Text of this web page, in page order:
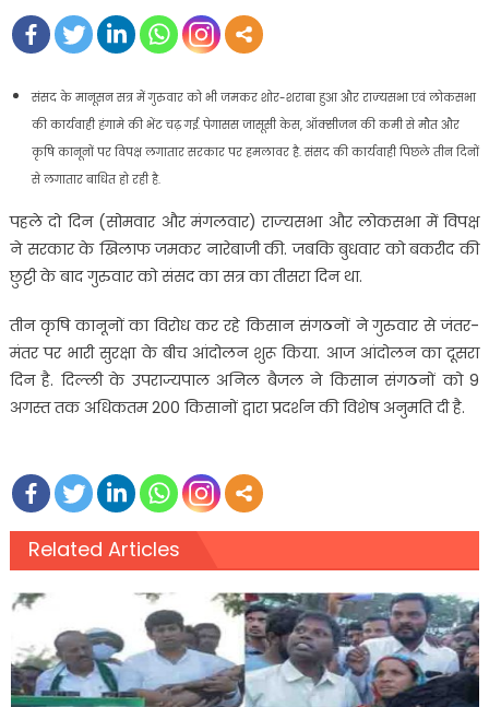
संसद के मानूसन सत्र में गुरुवार को भी जमकर शोर-शराबा हुआ और राज्‍यसभा एवं लोकसभा
की कार्यवाही हंगामे की भेंट चढ़ गई. पेगासस जासूसी केस, ऑक्‍सीजन की कमी से मौत और
कृषि कानूनों पर विपक्ष लगातार सरकार पर हमलावर है. संसद की कार्यवाही पिछले तीन दिनों
से लगातार बाधित हो रही है.
पहले दो दिन (सोमवार और मंगलवार) राज्‍यसभा और लोकसभा में विपक्ष
ने सरकार के खिलाफ जमकर नारेबाजी की. जबकि बुधवार को बकरीद की
छुट्टी के बाद गुरुवार को संसद का सत्र का तीसरा दिन था.
तीन कृषि कानूनों का विरोध कर रहे किसान संगठनों ने गुरुवार से जंतर-
मंतर पर भारी सुरक्षा के बीच आंदोलन शुरू किया. आज आंदोलन का दूसरा
दिन है. दिल्ली के उपराज्यपाल अनिल बैजल ने किसान संगठनों को 9
अगस्त तक अधिकतम 200 किसानों द्वारा प्रदर्शन की विशेष अनुमति दी है.
Related Articles